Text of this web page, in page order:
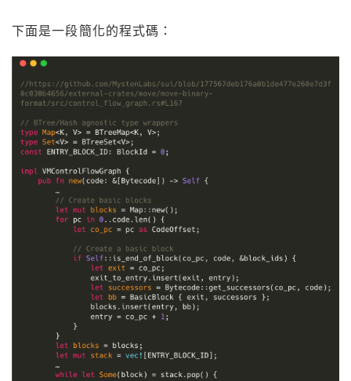
下面是一段簡化的程式碼：